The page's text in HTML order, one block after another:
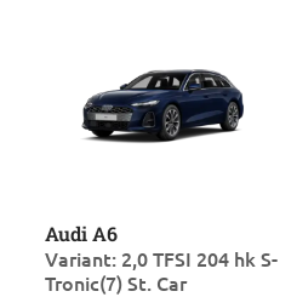
Audi A6
Variant: 2,0 TFSI 204 hk S-
Tronic(7) St. Car